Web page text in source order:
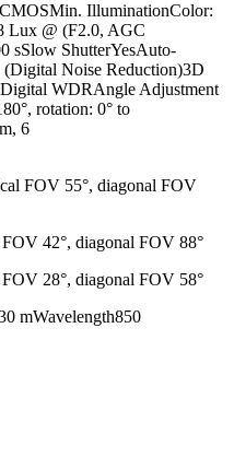
CMOSMin. IlluminationColor:
Lux @ (F2.0, AGC
sSlow ShutterYesAuto-
Noise Reduction)3D
WDRAngle Adjustment
rotation: 0° to
6
FOV 55°, diagonal FOV
42°, diagonal FOV 88°
28°, diagonal FOV 58°
mWavelength850